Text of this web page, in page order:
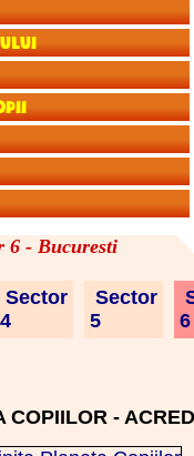
6 - Bucuresti
Sector
4
Sector
5
COPIILOR -